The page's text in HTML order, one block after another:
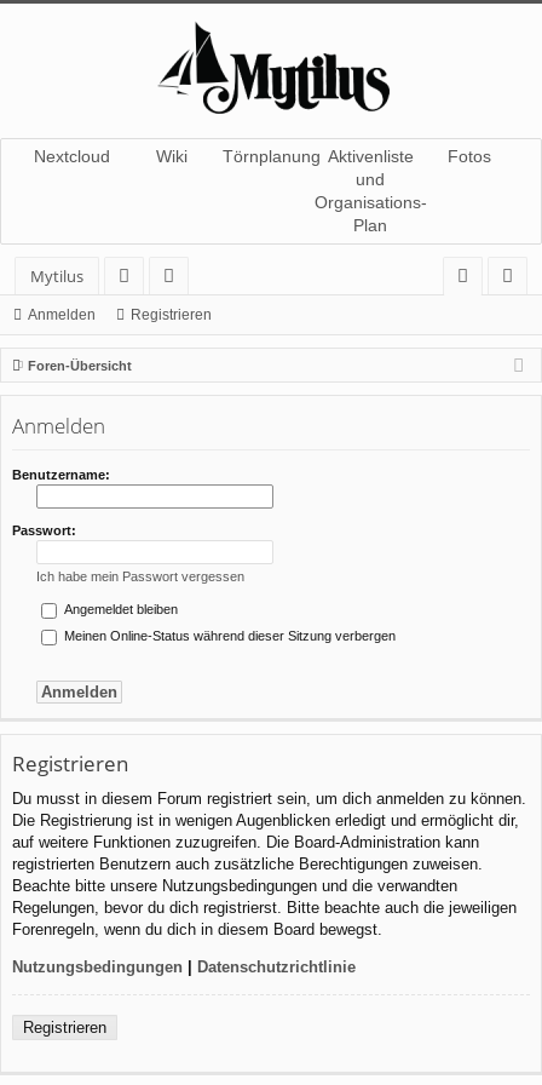
Nextcloud Wiki Törnplanung Aktivenliste
und
Organisations-
Plan
Fotos
Mytilus
or
en
itg
lie
de
m
el
ist
rie
Anmelden Registrieren
Foren-Übersicht
Anmelden
Benutzername:
Passwort:
Ich habe mein Passwort vergessen
Angemeldet bleiben
Meinen Online-Status während dieser Sitzung verbergen
Registrieren
Du musst in diesem Forum registriert sein, um dich anmelden zu können.
Die Registrierung ist in wenigen Augenblicken erledigt und ermöglicht dir,
auf weitere Funktionen zuzugreifen. Die Board-Administration kann
registrierten Benutzern auch zusätzliche Berechtigungen zuweisen.
Beachte bitte unsere Nutzungsbedingungen und die verwandten
Regelungen, bevor du dich registrierst. Bitte beachte auch die jeweiligen
Forenregeln, wenn du dich in diesem Board bewegst.
Nutzungsbedingungen | Datenschutzrichtlinie
Registrieren